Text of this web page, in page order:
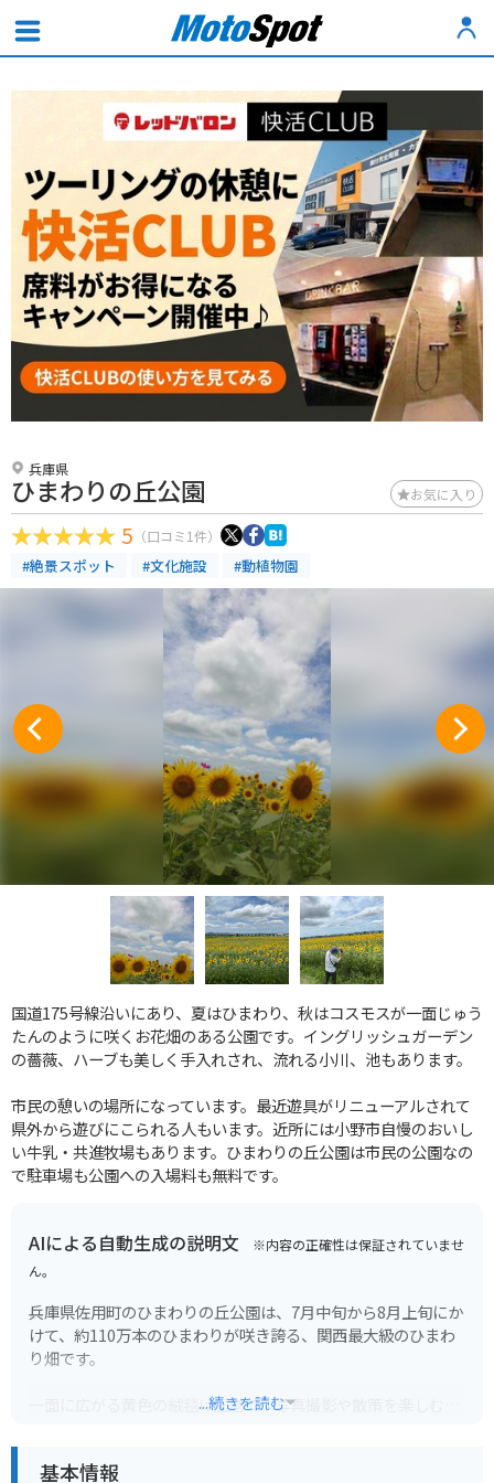
兵庫県
ひまわりの丘公園 お気に入り
5 （口コミ1件）
#絶景スポット #文化施設 #動植物園
国道175号線沿いにあり、夏はひまわり、秋はコスモスが一面じゅう
たんのように咲くお花畑のある公園です。イングリッシュガーデン
の薔薇、ハーブも美しく手入れされ、流れる小川、池もあります。
市民の憩いの場所になっています。最近遊具がリニューアルされて
県外から遊びにこられる人もいます。近所には小野市自慢のおいし
い牛乳・共進牧場もあります。ひまわりの丘公園は市民の公園なの
で駐車場も公園への入場料も無料です。
AIによる自動生成の説明文 ※内容の正確性は保証されていませ
ん。
兵庫県佐用町のひまわりの丘公園は、7月中旬から8月上旬にか
けて、約110万本のひまわりが咲き誇る、関西最大級のひまわ
り畑です。
一面に広がる黄色の絨毯は圧巻で、写真撮影や散策を楽しむこ
また、公園内には、ひまわり迷路や展望台もあり、子供から大
...続きを読む
基本情報